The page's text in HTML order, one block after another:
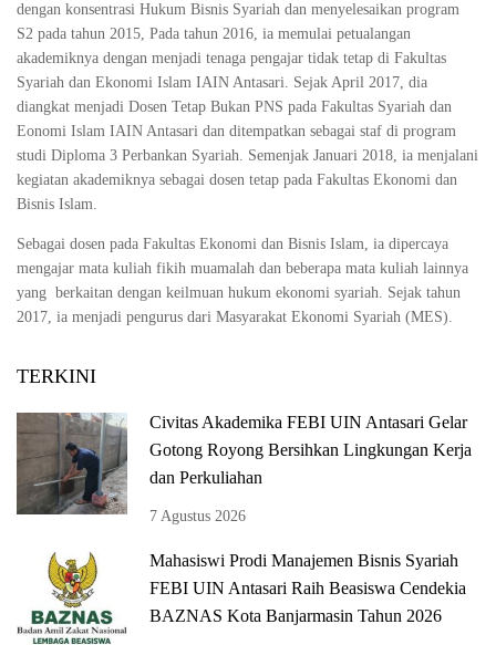
dengan konsentrasi Hukum Bisnis Syariah dan menyelesaikan program
S2 pada tahun 2015, Pada tahun 2016, ia memulai petualangan
akademiknya dengan menjadi tenaga pengajar tidak tetap di Fakultas
Syariah dan Ekonomi Islam IAIN Antasari. Sejak April 2017, dia
diangkat menjadi Dosen Tetap Bukan PNS pada Fakultas Syariah dan
Eonomi Islam IAIN Antasari dan ditempatkan sebagai staf di program
studi Diploma 3 Perbankan Syariah. Semenjak Januari 2018, ia menjalani
kegiatan akademiknya sebagai dosen tetap pada Fakultas Ekonomi dan
Bisnis Islam.
Sebagai dosen pada Fakultas Ekonomi dan Bisnis Islam, ia dipercaya
mengajar mata kuliah fikih muamalah dan beberapa mata kuliah lainnya
yang berkaitan dengan keilmuan hukum ekonomi syariah. Sejak tahun
2017, ia menjadi pengurus dari Masyarakat Ekonomi Syariah (MES).
TERKINI
Civitas Akademika FEBI UIN Antasari Gelar
Gotong Royong Bersihkan Lingkungan Kerja
dan Perkuliahan
7 Agustus 2026
Mahasiswi Prodi Manajemen Bisnis Syariah
FEBI UIN Antasari Raih Beasiswa Cendekia
BAZNAS Kota Banjarmasin Tahun 2026